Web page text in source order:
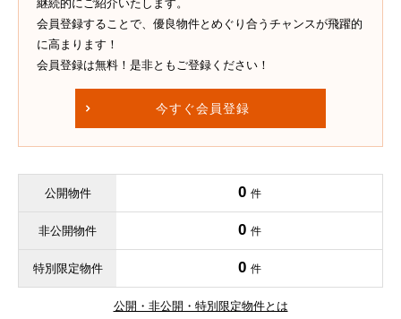
継続的にご紹介いたします。
会員登録することで、優良物件とめぐり合うチャンスが飛躍的
に高まります！
会員登録は無料！是非ともご登録ください！
今すぐ会員登録
公開物件 0 件
非公開物件 0 件
特別限定物件 0 件
公開・非公開・特別限定物件とは